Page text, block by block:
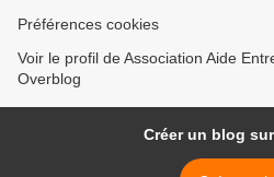
Préférences cookies
Voir le profil de Association Aide
Overblog
Créer un blog